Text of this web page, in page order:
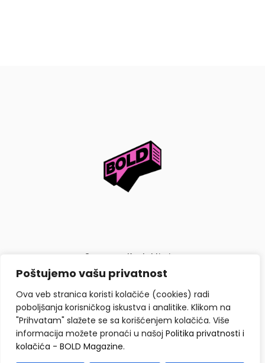
Poštujemo vašu privatnost
Ova veb stranica koristi kolačiće (cookies) radi
poboljšanja korisničkog iskustva i analitike. Klikom na
"Prihvatam" slažete se sa korišćenjem kolačića. Više
informacija možete pronaći u našoj Politika privatnosti i
kolačića - BOLD Magazine.
O nama Kontaktiraj nas
Politika privatnosti i kolačića